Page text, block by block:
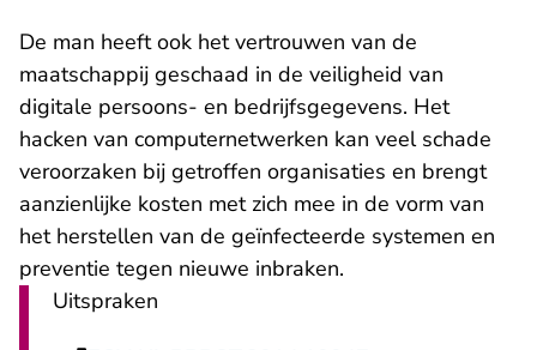
De man heeft ook het vertrouwen van de
maatschappij geschaad in de veiligheid van
digitale persoons- en bedrijfsgegevens. Het
hacken van computernetwerken kan veel schade
veroorzaken bij getroffen organisaties en brengt
aanzienlijke kosten met zich mee in de vorm van
het herstellen van de geïnfecteerde systemen en
preventie tegen nieuwe inbraken.
Uitspraken